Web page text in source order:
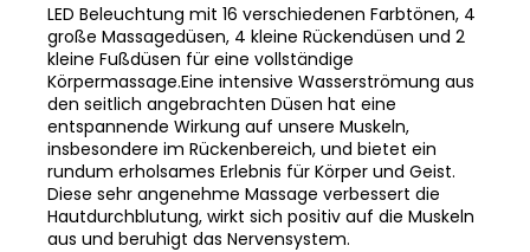
LED Beleuchtung mit 16 verschiedenen Farbtönen, 4
große Massagedüsen, 4 kleine Rückendüsen und 2
kleine Fußdüsen für eine vollständige
Körpermassage.Eine intensive Wasserströmung aus
den seitlich angebrachten Düsen hat eine
entspannende Wirkung auf unsere Muskeln,
insbesondere im Rückenbereich, und bietet ein
rundum erholsames Erlebnis für Körper und Geist.
Diese sehr angenehme Massage verbessert die
Hautdurchblutung, wirkt sich positiv auf die Muskeln
aus und beruhigt das Nervensystem.